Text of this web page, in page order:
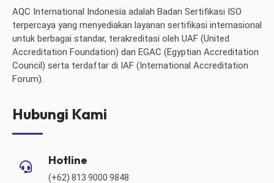
AQC International Indonesia adalah Badan Sertifikasi ISO
terpercaya yang menyediakan layanan sertifikasi internasional
untuk berbagai standar, terakreditasi oleh UAF (United
Accreditation Foundation) dan EGAC (Egyptian Accreditation
Council) serta terdaftar di IAF (International Accreditation
Forum).
Hubungi Kami
Hotline
(+62) 813 9000 9848